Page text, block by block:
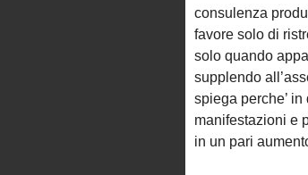
consulenza
favore solo di
solo quando
supplendo
spiega perche’
manifestazioni e
in un pari